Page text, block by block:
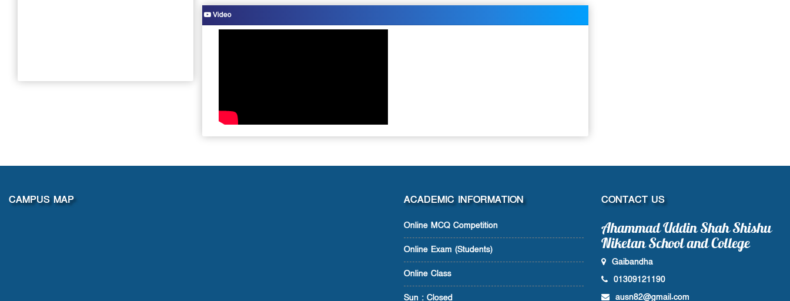
Video
CAMPUS MAP ACADEMIC INFORMATION
Online MCQ Competition
Online Exam (Students)
Online Class
Sun : Closed
CONTACT US
Ahammad Uddin Shah Shishu
Niketan School and College
Gaibandha
01309121190
ausn82@gmail.com